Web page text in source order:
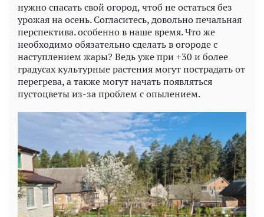
нужно спасать свой огород, чтоб не остаться без
урожая на осень. Согласитесь, довольно печальная
перспектива. особенно в наше время. Что же
необходимо обязательно сделать в огороде с
наступлением жары? Ведь уже при +30 и более
градусах культурные растения могут пострадать от
перегрева, а также могут начать появляться
пустоцветы из-за проблем с опылением.